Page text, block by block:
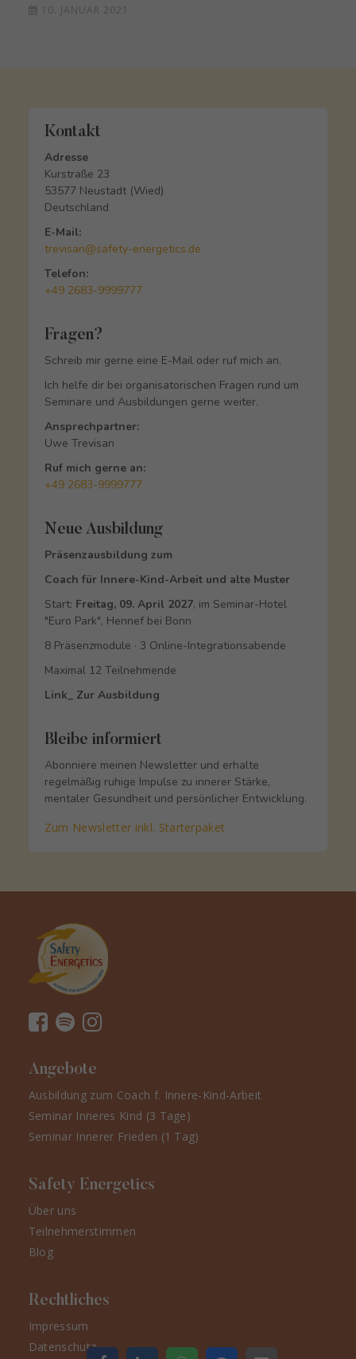
10. JANUAR 2021
Kontakt
Adresse
Kurstraße 23
53577 Neustadt (Wied)
Deutschland
E-Mail:
trevisan@safety-energetics.de
Telefon:
+49 2683-9999777
Fragen?
Schreib mir gerne eine E-Mail oder ruf mich an.
Ich helfe dir bei organisatorischen Fragen rund um
Seminare und Ausbildungen gerne weiter.
Ansprechpartner:
Uwe Trevisan
Ruf mich gerne an:
+49 2683-9999777
Neue Ausbildung
Präsenzausbildung zum
Coach für Innere-Kind-Arbeit und alte Muster
Start: Freitag, 09. April 2027, im Seminar-Hotel
"Euro Park", Hennef bei Bonn
8 Präsenzmodule · 3 Online-Integrationsabende
Maximal 12 Teilnehmende
Link_ Zur Ausbildung
Bleibe informiert
Abonniere meinen Newsletter und erhalte
regelmäßig ruhige Impulse zu innerer Stärke,
mentaler Gesundheit und persönlicher Entwicklung.
Zum Newsletter inkl. Starterpaket
Angebote
Ausbildung zum Coach f. Innere-Kind-Arbeit
Seminar Inneres Kind (3 Tage)
Seminar Innerer Frieden (1 Tag)
Safety Energetics
Über uns
Teilnehmerstimmen
Blog
Rechtliches
Impressum
Datenschutz